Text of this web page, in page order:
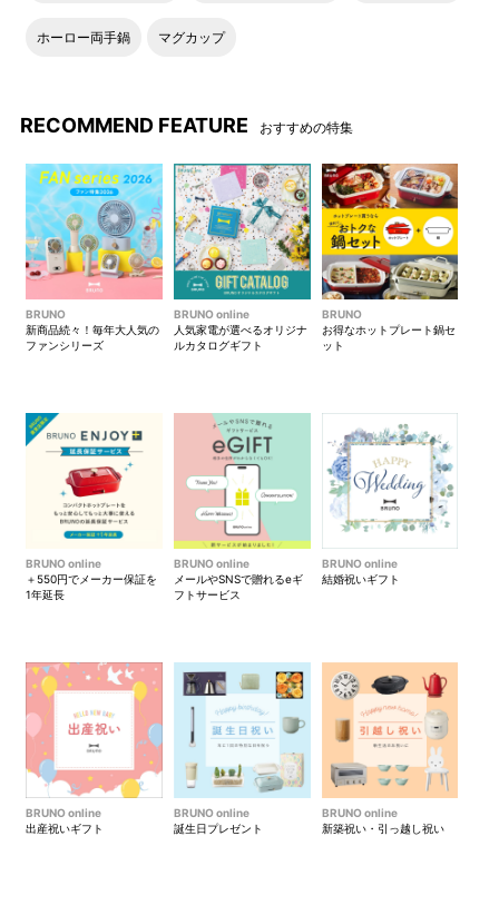
ホーロー両手鍋 マグカップ
RECOMMEND FEATURE おすすめの特集
BRUNO
新商品続々！毎年大人気の
ファンシリーズ
BRUNO online
人気家電が選べるオリジナ
ルカタログギフト
BRUNO
お得なホットプレート鍋セ
ット
BRUNO online
＋550円でメーカー保証を
1年延長
BRUNO online
メールやSNSで贈れるeギ
フトサービス
BRUNO online
結婚祝いギフト
BRUNO online
出産祝いギフト
BRUNO online
誕生日プレゼント
BRUNO online
新築祝い・引っ越し祝い